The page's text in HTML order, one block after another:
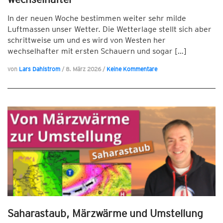
In der neuen Woche bestimmen weiter sehr milde
Luftmassen unser Wetter. Die Wetterlage stellt sich aber
schrittweise um und es wird von Westen her
wechselhafter mit ersten Schauern und sogar […]
von Lars Dahlstrom / 8. März 2026/ Keine Kommentare
Saharastaub, Märzwärme und Umstellung